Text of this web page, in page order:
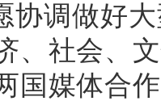
协调做好
、社会、
国媒体合